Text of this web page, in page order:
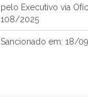
pelo Executivo via
108/2025
Sancionado em: 18/